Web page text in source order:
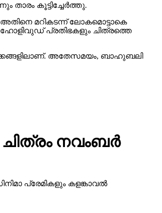
താരം കൂട്ടിച്ചേര്‍ത്തു.
മറികടന്ന് ലോകമൊട്ടാകെ
ഹോളിവുഡ് പ്രതിഭകളും ചിത്രത്തെ
അതേസമയം, ബാഹുബലി
ചിത്രം നവംബർ
പ്രേമികളും കളങ്കാവൽ